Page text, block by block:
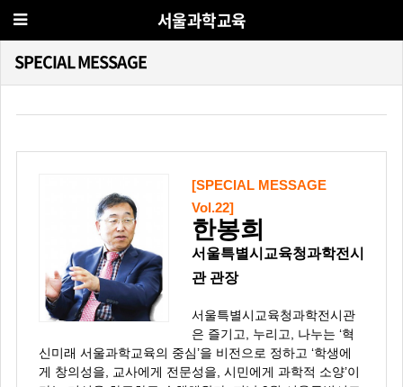
서울과학교육
SPECIAL MESSAGE
[SPECIAL MESSAGE
Vol.22]
한봉희
서울특별시교육청과학전시
관 관장
서울특별시교육청과학전시관
은 즐기고, 누리고, 나누는 ‘혁
신미래 서울과학교육의 중심’을 비전으로 정하고 ‘학생에
게 창의성을, 교사에게 전문성을, 시민에게 과학적 소양’이